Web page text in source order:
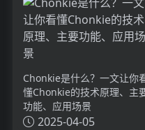
Chonkie是什么？一文让你
懂Chonkie的技术原理、主
功能、应用场景
2025-04-05